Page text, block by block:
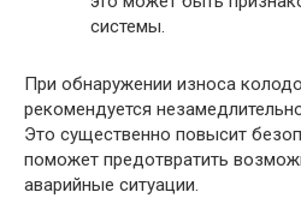
системы.
При обнаружении износа
рекомендуется
Это существенно повысит
поможет предотвратить
аварийные ситуации.